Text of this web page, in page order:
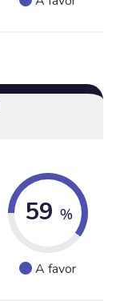
59 %
A favor